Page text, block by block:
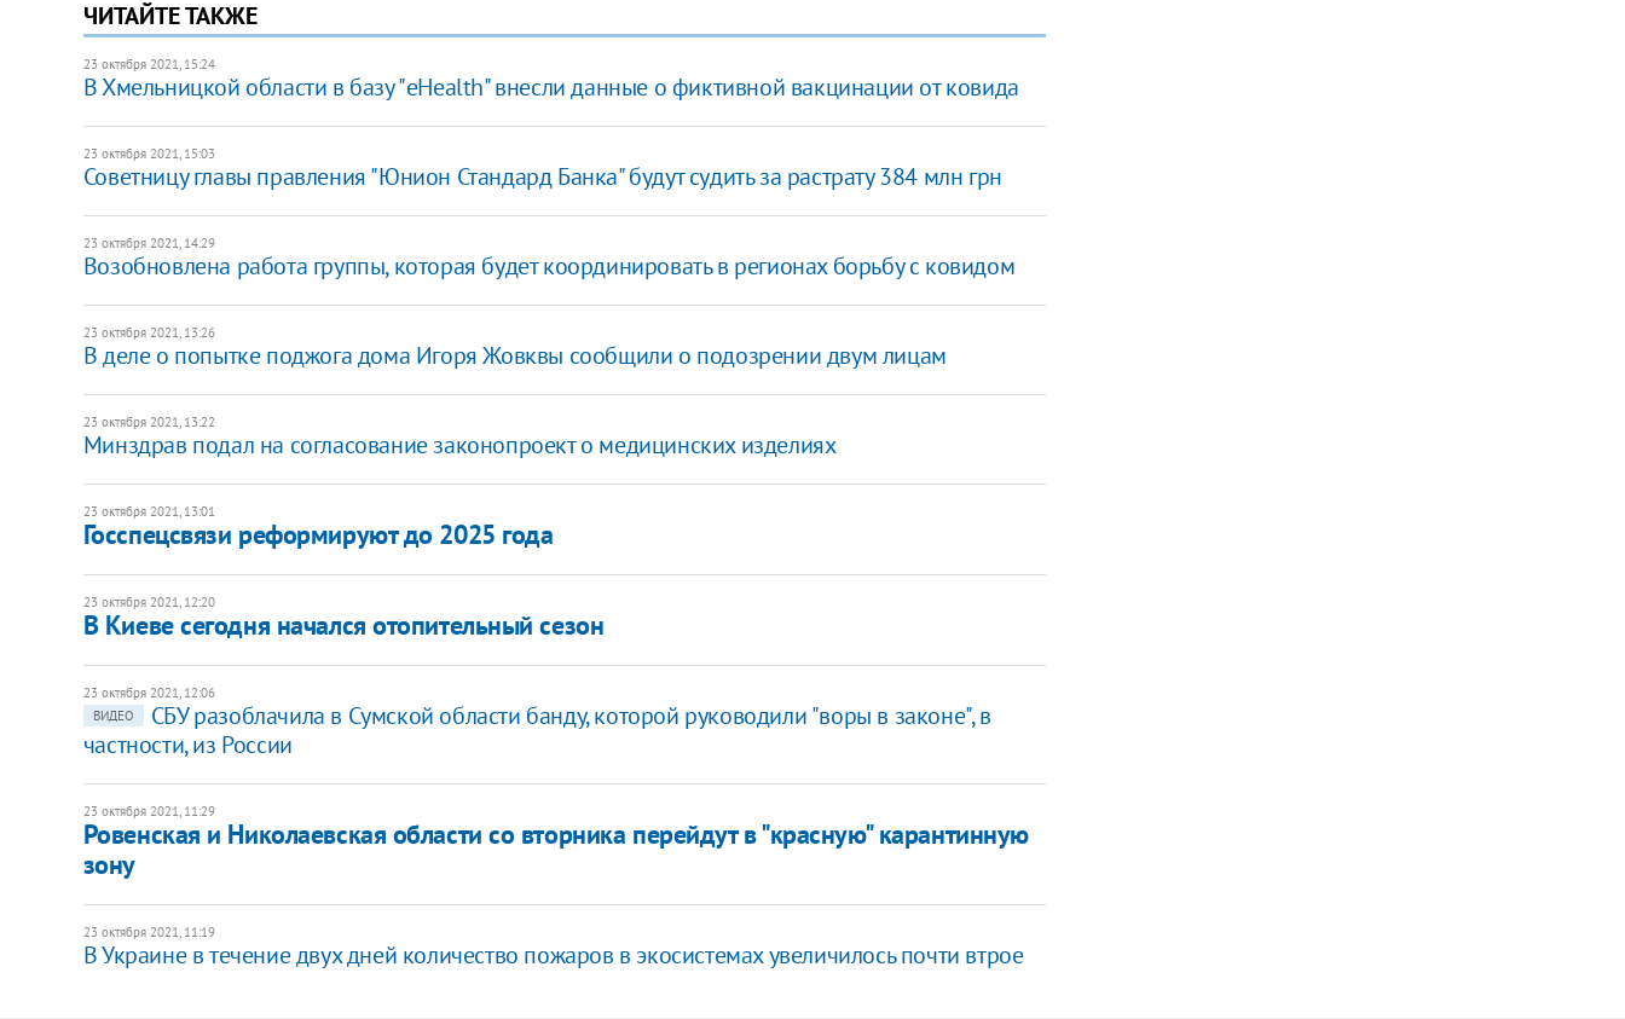
ЧИТАЙТЕ ТАКЖЕ
23 октября 2021, 15:24
В Хмельницкой области в базу "eHealth" внесли данные о фиктивной вакцинации от ковида
23 октября 2021, 15:03
Советницу главы правления "Юнион Стандард Банка" будут судить за растрату 384 млн грн
23 октября 2021, 14:29
Возобновлена работа группы, которая будет координировать в регионах борьбу с ковидом
23 октября 2021, 13:26
В деле о попытке поджога дома Игоря Жовквы сообщили о подозрении двум лицам
23 октября 2021, 13:22
Минздрав подал на согласование законопроект о медицинских изделиях
23 октября 2021, 13:01
Госспецсвязи реформируют до 2025 года
23 октября 2021, 12:20
В Киеве сегодня начался отопительный сезон
23 октября 2021, 12:06
ВИДЕО
СБУ разоблачила в Сумской области банду, которой руководили "воры в законе", в
частности, из России
23 октября 2021, 11:29
Ровенская и Николаевская области со вторника перейдут в "красную" карантинную
зону
23 октября 2021, 11:19
В Украине в течение двух дней количество пожаров в экосистемах увеличилось почти втрое